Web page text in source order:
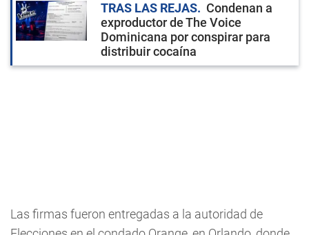
TRAS LAS REJAS
Condenan a
exproductor de The Voice
Dominicana por conspirar para
distribuir cocaína
Las firmas fueron entregadas a la autoridad de